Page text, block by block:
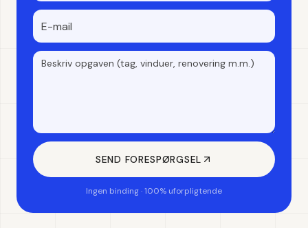
SEND FORESPØRGSEL
Ingen binding · 100% uforpligtende